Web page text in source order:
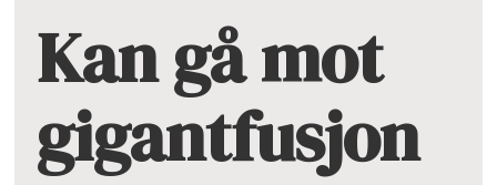
Kan gå mot
gigantfusjon